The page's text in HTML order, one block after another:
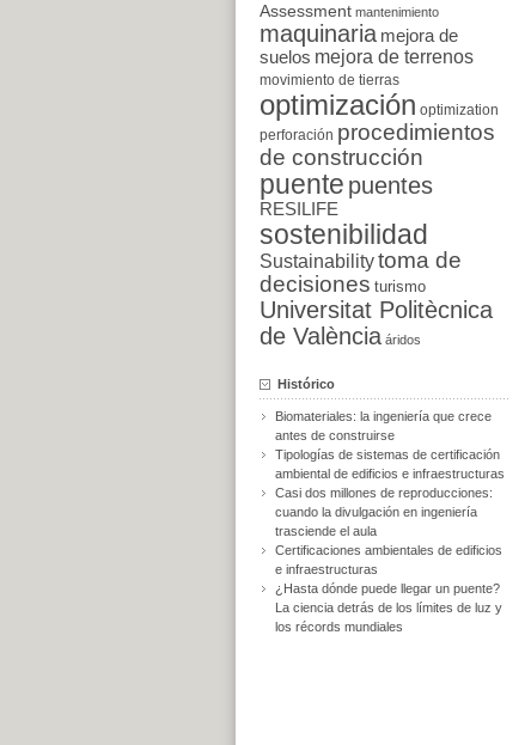
Assessment mantenimiento
maquinaria mejora de
suelos mejora de terrenos
movimiento de tierras
optimización optimization
perforación procedimientos
de construcción
puente puentes
RESILIFE
sostenibilidad
Sustainabilitytoma de
decisiones turismo
Universitat Politècnica
de València áridos
Histórico
Biomateriales: la ingeniería que crece
antes de construirse
Tipologías de sistemas de certificación
ambiental de edificios e infraestructuras
Casi dos millones de reproducciones:
cuando la divulgación en ingeniería
trasciende el aula
Certificaciones ambientales de edificios
e infraestructuras
¿Hasta dónde puede llegar un puente?
La ciencia detrás de los límites de luz y
los récords mundiales